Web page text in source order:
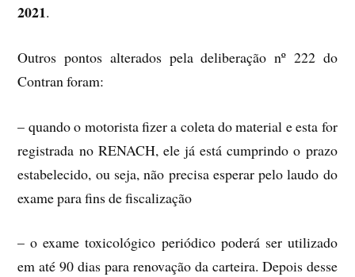
2021.
Outros pontos alterados pela deliberação nº 222 do
Contran foram:
– quando o motorista fizer a coleta do material e esta for
registrada no RENACH, ele já está cumprindo o prazo
estabelecido, ou seja, não precisa esperar pelo laudo do
exame para fins de fiscalização
– o exame toxicológico periódico poderá ser utilizado
em até 90 dias para renovação da carteira. Depois desse